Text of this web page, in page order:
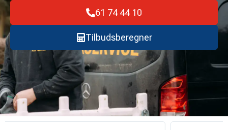
61 74 44 10
Tilbudsberegner